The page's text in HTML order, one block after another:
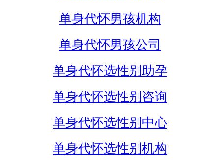
单身代怀男孩机构
单身代怀男孩公司
单身代怀选性别助孕
单身代怀选性别咨询
单身代怀选性别中心
单身代怀选性别机构